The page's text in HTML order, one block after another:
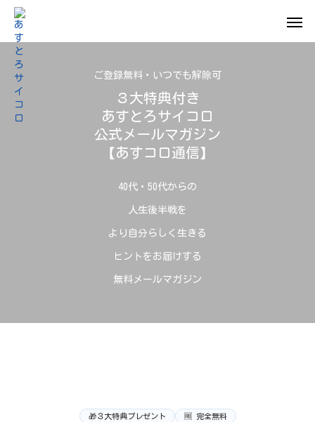
ご登録無料・いつでも解除可
３大特典付き
あすとろサイコロ
公式メールマガジン
【あすコロ通信】
40代・50代からの
人生後半戦を
より自分らしく生きる
ヒントをお届けする
無料メールマガジン
🎁３大特典プレゼント
🆓 完全無料